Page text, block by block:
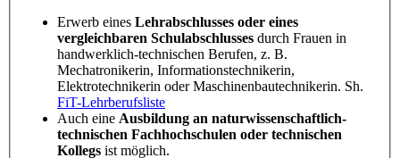
Erwerb eines Lehrabschlusses oder eines
vergleichbaren Schulabschlusses durch Frauen in
handwerklich-technischen Berufen, z. B.
Mechatronikerin, Informationstechnikerin,
Elektrotechnikerin oder Maschinenbautechnikerin. Sh.
FiT-Lehrberufsliste
Auch eine Ausbildung an naturwissenschaftlich-
technischen Fachhochschulen oder technischen
Kollegs ist möglich.